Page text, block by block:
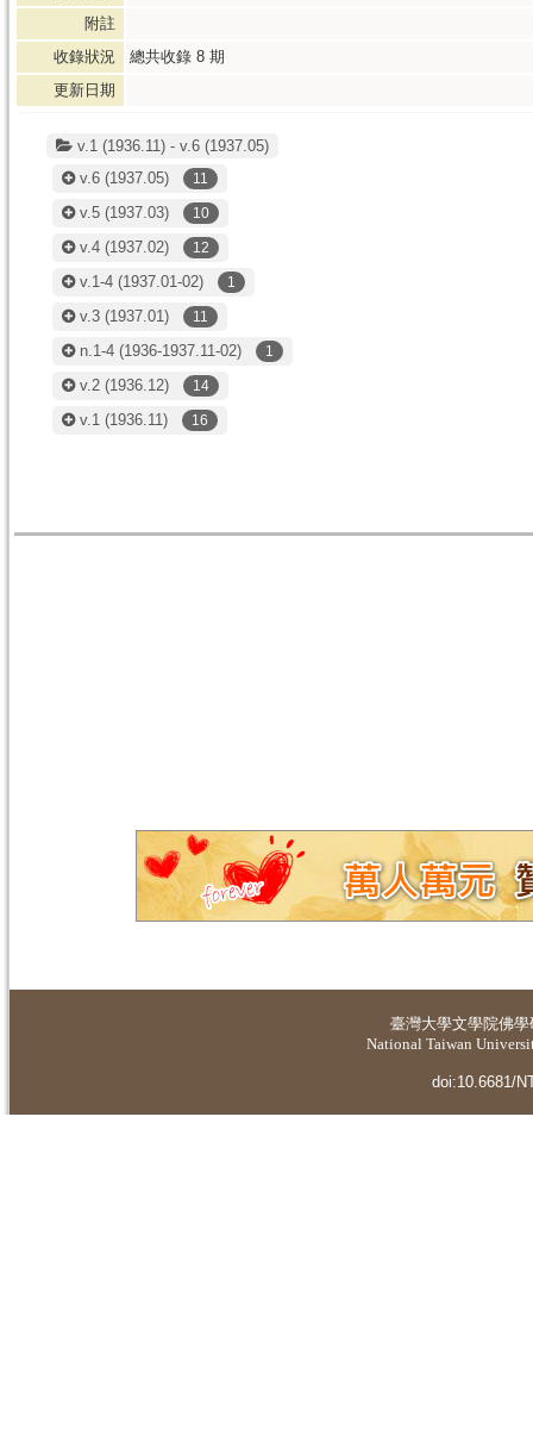
附註
收錄狀況
總共收錄 8 期
更新日期
v.1 (1936.11) - v.6 (1937.05)
v.6 (1937.05) 11
v.5 (1937.03) 10
v.4 (1937.02) 12
v.1-4 (1937.01-02) 1
v.3 (1937.01) 11
n.1-4 (1936-1937.11-02) 1
v.2 (1936.12) 14
v.1 (1936.11) 16
臺灣大學文學院佛
National Taiwan
doi:10.6681/